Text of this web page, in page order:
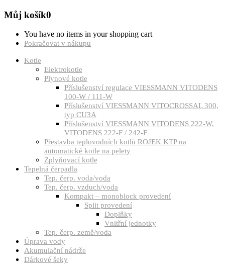
Můj košík0
You have no items in your shopping cart
Pokračovat v nákupu
Kotle
Elektrokotle
Plynové kotle
Příslušenství regulace VIESSMANN VITODENS
100-W / 111-W
Příslušenství VIESSMANN VITOCROSSAL 300,
typ CU3A
Příslušenství VIESSMANN VITODENS 222-W,
VITODENS 222-F / 242-F
Přestavba teplovodních kotlů ROJEK KTP na
automatické kotle na pelety
Zplyňovací kotle
Tepelná čerpadla
Tep. čerp. voda/voda
Tep. čerp. vzduch/voda
Kompakt – monoblock provedení
Split provedení
Doplňky
Vnitřní jednotky
Tep. čerp. země/voda
Úprava vody
Akumulační nádrže
Dárkové šeky